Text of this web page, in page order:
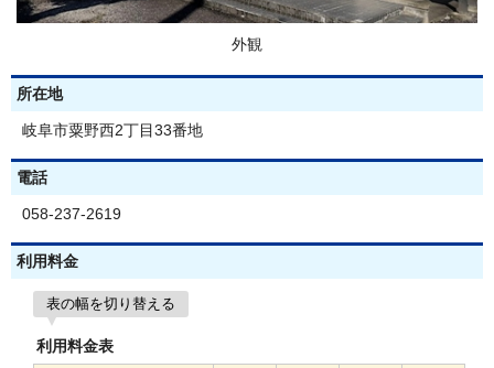
外観
所在地
岐阜市粟野西2丁目33番地
電話
058-237-2619
利用料金
表の幅を切り替える
利用料金表